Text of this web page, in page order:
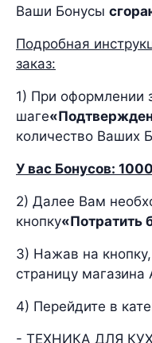
Ваши Бонусы
Подробная
заказ:
1) При оформлении
шаге
количество Ваших
У вас Бонусов:
2) Далее Вам
кнопку«Потратить
3) Нажав на
страницу магазина
4) Перейдите в
- ТЕХНИКА ДЛЯ